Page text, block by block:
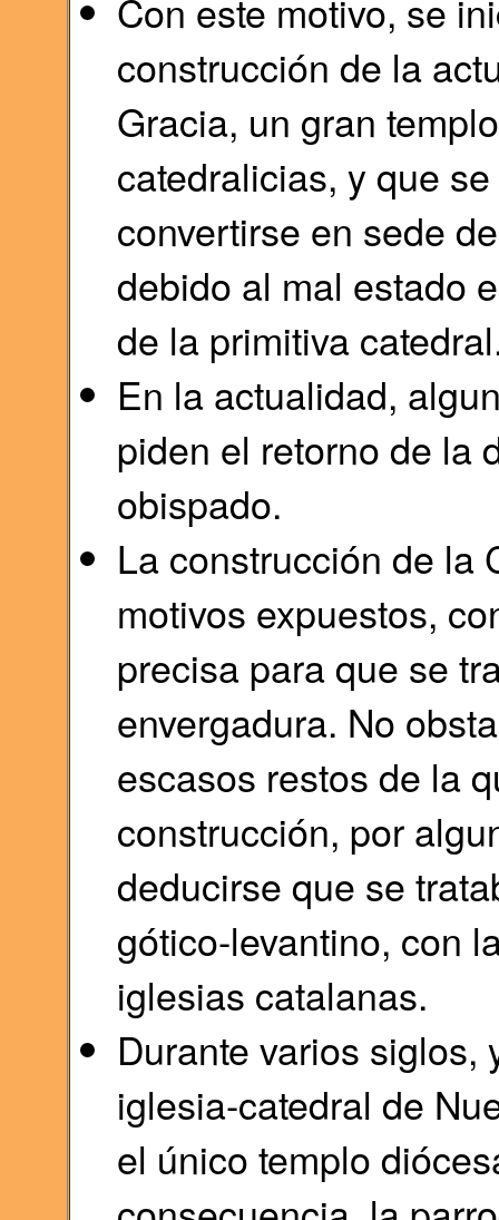
Con este motivo, se
construcción de la
Gracia, un gran
catedralicias, y que
convertirse en sede
debido al mal estado
de la primitiva
En la actualidad,
piden el retorno de la
obispado.
La construcción de la
motivos expuestos,
precisa para que se
envergadura. No
escasos restos de la
construcción, por
deducirse que se
gótico-levantino, con
iglesias catalanas.
Durante varios siglos,
iglesia-catedral de
el único templo